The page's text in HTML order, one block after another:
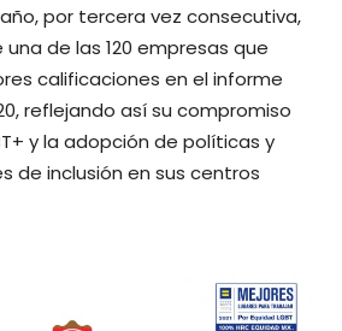
por tercera vez consecutiva,
de las 120 empresas que
calificaciones en el informe
reflejando así su compromiso
y la adopción de políticas y
de inclusión en sus centros